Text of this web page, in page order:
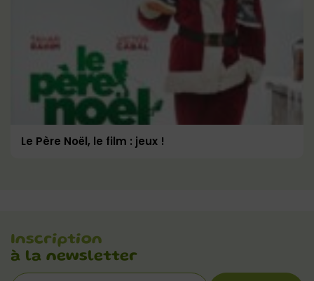
Le Père Noël, le film : jeux !
Inscription
à la newsletter